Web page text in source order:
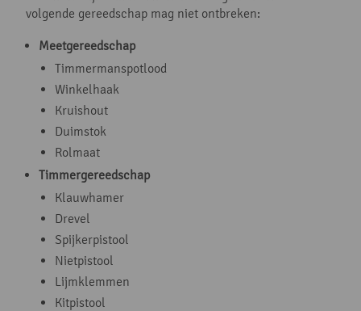
volgende gereedschap mag niet ontbreken:
Meetgereedschap
Timmermanspotlood
Winkelhaak
Kruishout
Duimstok
Rolmaat
Timmergereedschap
Klauwhamer
Drevel
Spijkerpistool
Nietpistool
Lijmklemmen
Kitpistool